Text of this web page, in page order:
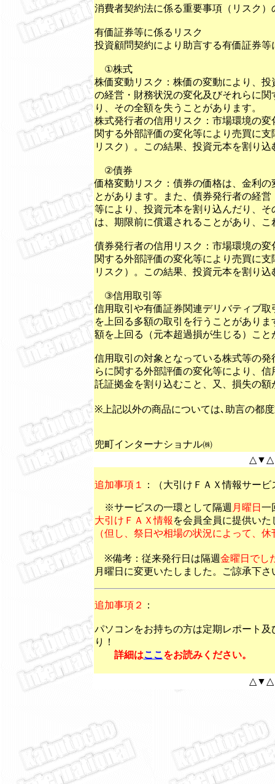
消費者契約法に係る重要事項（リスク）
有価証券等に係るリスク
投資顧問契約により助言する有価証券
①株式
株価変動リスク：株価の変動により、
の経営・財務状況の変化及びそれらに
り、その全額を失うことがあります。
株式発行者の信用リスク：市場環境の
関する外部評価の変化等により売買に
リスク）。この結果、投資元本を割り
②債券
価格変動リスク：債券の価格は、金利
とがあります。また、債券発行者の経
等により、投資元本を割り込んだり、
は、期限前に償還されることがあり、
債券発行者の信用リスク：市場環境の
関する外部評価の変化等により売買に
リスク）。この結果、投資元本を割り
③信用取引等
信用取引や有価証券関連デリバティブ
を上回る多額の取引を行うことがあり
額を上回る（元本超過損が生じる）こと
信用取引の対象となっている株式等の
らに関する外部評価の変化等により、
託証拠金を割り込むこと、又、損失の
※上記以外の商品については､助言の都
兜町インターナショナル㈱
追加事項１ ：（大引けＦＡＸ情報サービ
※サービスの一環として隔週 月曜日 一
大引けＦＡＸ情報 を会員全員に提供いた
（但し、祭日や相場の状況によって、
※備考：従来発行日は隔週金曜日でし
月曜日に変更いたしました。ご諒承下さ
追加事項２ ：
パソコンをお持ちの方は定期レポート
り！
詳細はここ をお読みください。